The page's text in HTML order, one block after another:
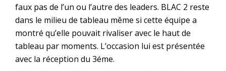
faux pas de l’un ou l’autre des leaders. BLAC 2 reste
dans le milieu de tableau même si cette équipe a
montré qu’elle pouvait rivaliser avec le haut de
tableau par moments. L’occasion lui est présentée
avec la réception du 3éme.